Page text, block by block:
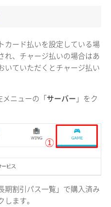
カード払いを設定している場
れ、チャージ払いの場合はあ
いていただくとチャージ払い
メニューの「サーバー 」をク
期割引パス一覧」で購入済み
ます。